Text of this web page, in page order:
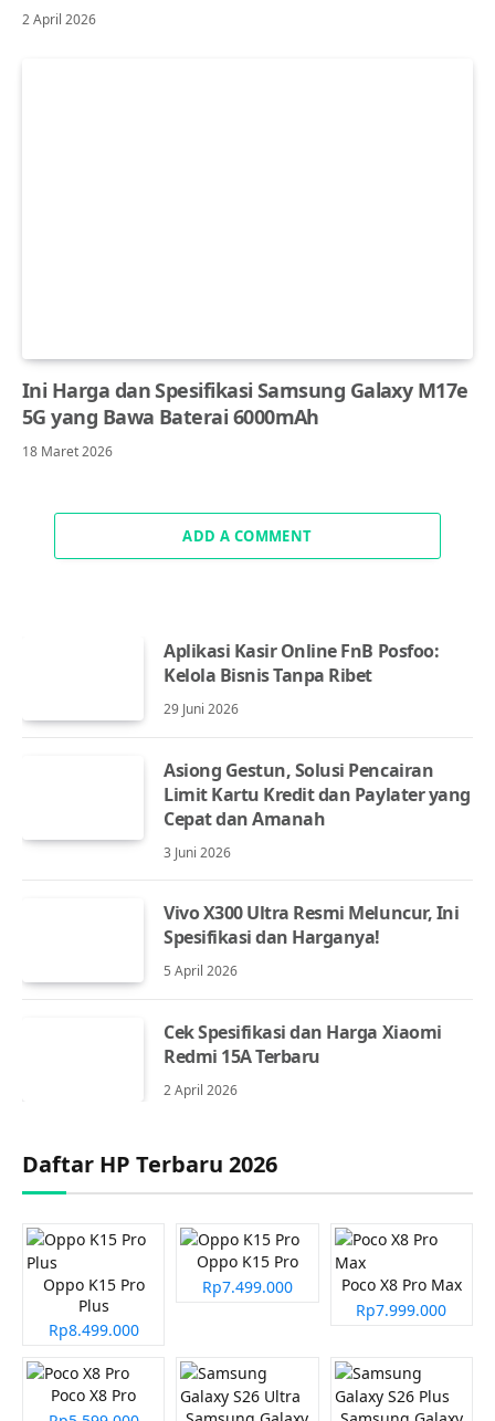
2 April 2026
Ini Harga dan Spesifikasi Samsung Galaxy M17e
5G yang Bawa Baterai 6000mAh
18 Maret 2026
ADD A COMMENT
Aplikasi Kasir Online FnB Posfoo:
Kelola Bisnis Tanpa Ribet
29 Juni 2026
Asiong Gestun, Solusi Pencairan
Limit Kartu Kredit dan Paylater yang
Cepat dan Amanah
3 Juni 2026
Vivo X300 Ultra Resmi Meluncur, Ini
Spesifikasi dan Harganya!
5 April 2026
Cek Spesifikasi dan Harga Xiaomi
Redmi 15A Terbaru
2 April 2026
Daftar HP Terbaru 2026
Oppo K15 Pro
Plus
Rp8.499.000
Oppo K15 Pro
Rp7.499.000
Poco X8 Pro Max
Rp7.999.000
Poco X8 Pro